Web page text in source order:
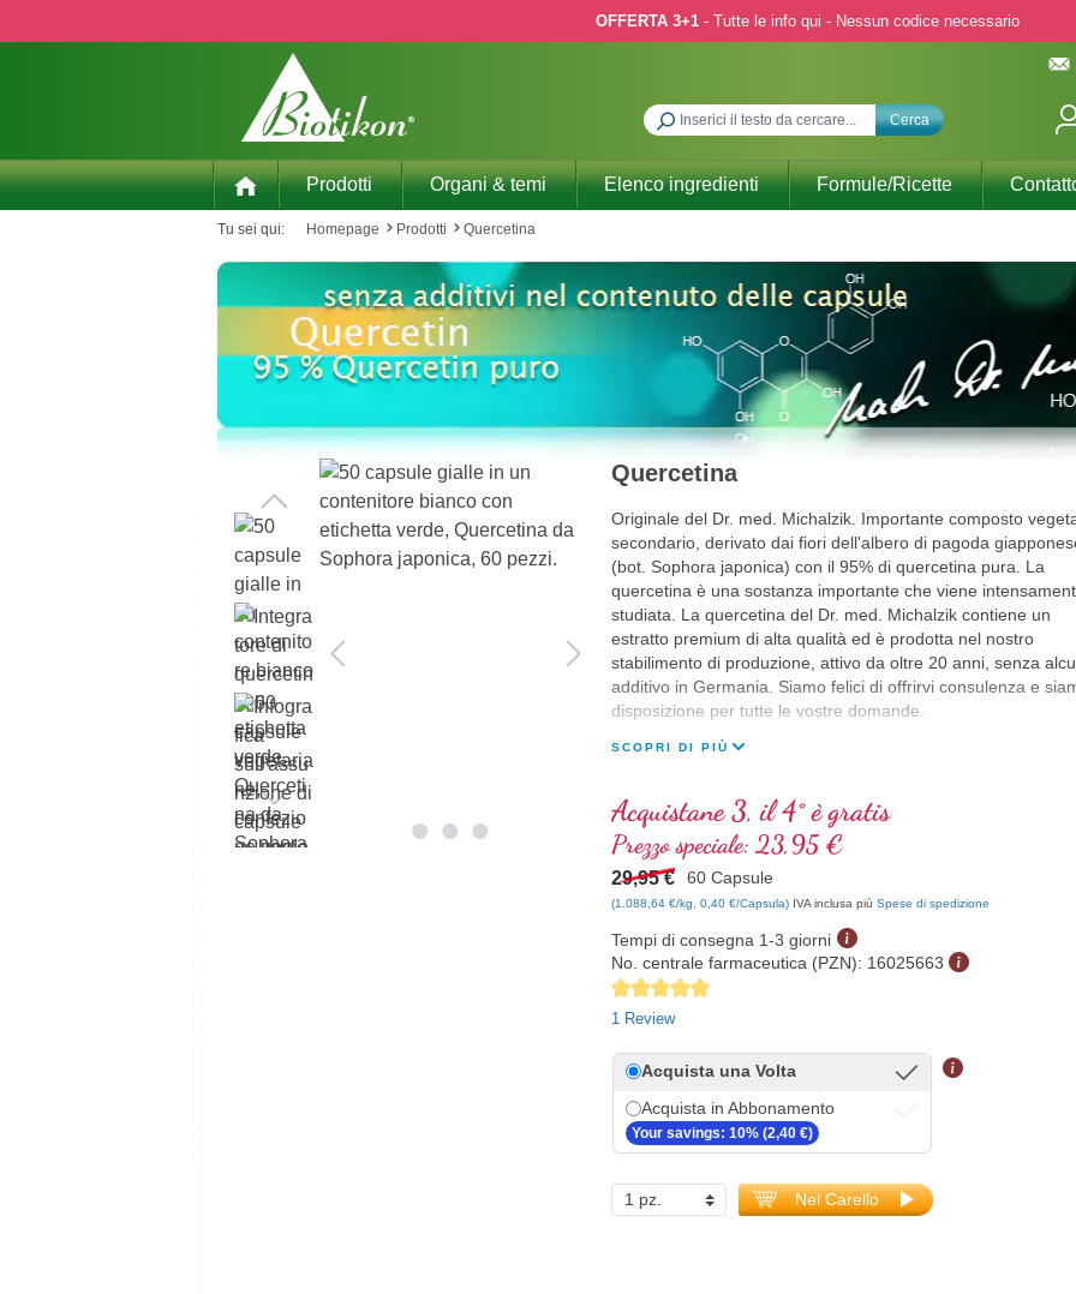
OFFERTA 3+1- Tutte le info qui - Nessun codice necessario
Cerca
Prodotti Organi & temi Elenco ingredienti Formule/Ricette
Tu sei qui: Homepage Prodotti Quercetina
Quercetina
Originale del Dr. med. Michalzik. Importante composto
secondario, derivato dai fiori dell'albero di pagoda
(bot. Sophora japonica) con il 95% di quercetina pura. La
quercetina è una sostanza importante che viene
studiata. La quercetina del Dr. med. Michalzik contiene un
estratto premium di alta qualità ed è prodotta nel nostro
stabilimento di produzione, attivo da oltre 20 anni, senza
additivo in Germania. Siamo felici di offrirvi consulenza e
disposizione per tutte le vostre domande.
SCOPRI DI PIÙ
Acquistane 3, il 4° è gratis
Prezzo speciale: 23,95 €
29,95 € 60 Capsule
(1.088,64 €/kg, 0,40 €/Capsula) IVA inclusa più Spese di spedizione
Tempi di consegna 1-3 giorni
No. centrale farmaceutica (PZN): 16025663
Average rating of 5 out of 5 stars
1 Review
Acquista una Volta
Acquista in Abbonamento
Your savings: 10% (2,40 €)
Nel Carello